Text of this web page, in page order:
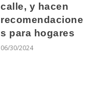
calle, y hacen
recomendacione
s para hogares
06/30/2024